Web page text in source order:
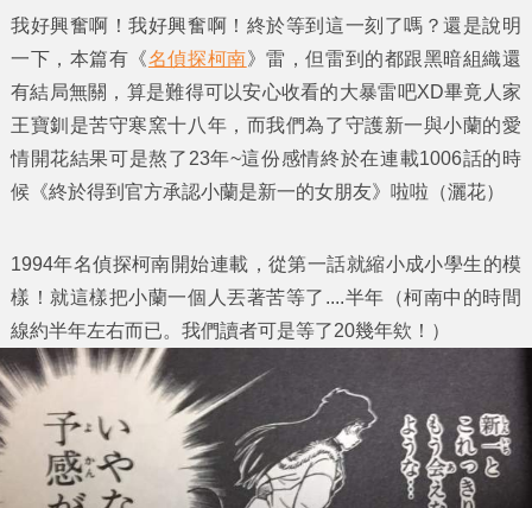
我好興奮啊！我好興奮啊！終於等到這一刻了嗎？還是說明
一下，本篇有《名偵探柯南》雷，但雷到的都跟黑暗組織還
有結局無關，算是難得可以安心收看的大暴雷吧XD畢竟人家
王寶釧是苦守寒窯十八年，而我們為了守護新一與小蘭的愛
情開花結果可是熬了23年~這份感情終於在連載1006話的時
候《終於得到官方承認小蘭是新一的女朋友》啦啦（灑花）
1994年名偵探柯南開始連載，從第一話就縮小成小學生的模
樣！就這樣把小蘭一個人丟著苦等了....半年（柯南中的時間
線約半年左右而已。我們讀者可是等了20幾年欸！）